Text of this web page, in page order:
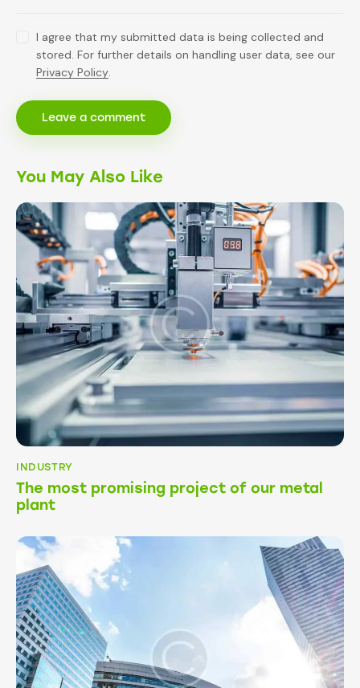
I agree that my submitted data is being collected and
stored. For further details on handling user data, see our
Privacy Policy.
You May Also Like
INDUSTRY
The most promising project of our metal
plant